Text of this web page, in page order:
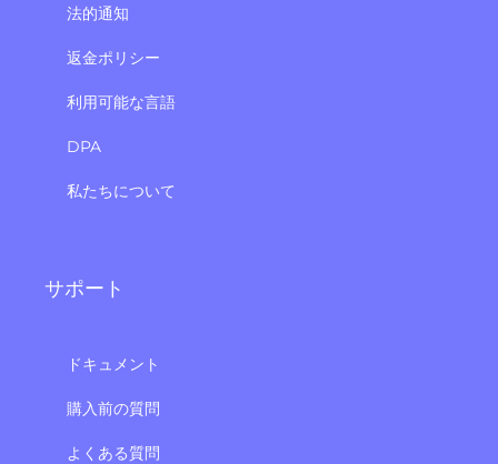
法的通知
返金ポリシー
利用可能な言語
DPA
私たちについて
サポート
ドキュメント
購入前の質問
よくある質問